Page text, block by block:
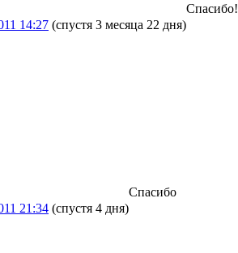
14:27 (спустя 3 месяца 22 дня)
Спасибо!
21:34 (спустя 4 дня)
Спасибо